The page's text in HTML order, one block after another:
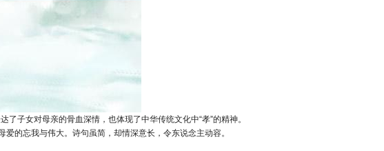
子女对母亲的骨血深情，也体现了中华传统文化中“孝”的精神。
的忘我与伟大。诗句虽简，却情深意长，令东说念主动容。